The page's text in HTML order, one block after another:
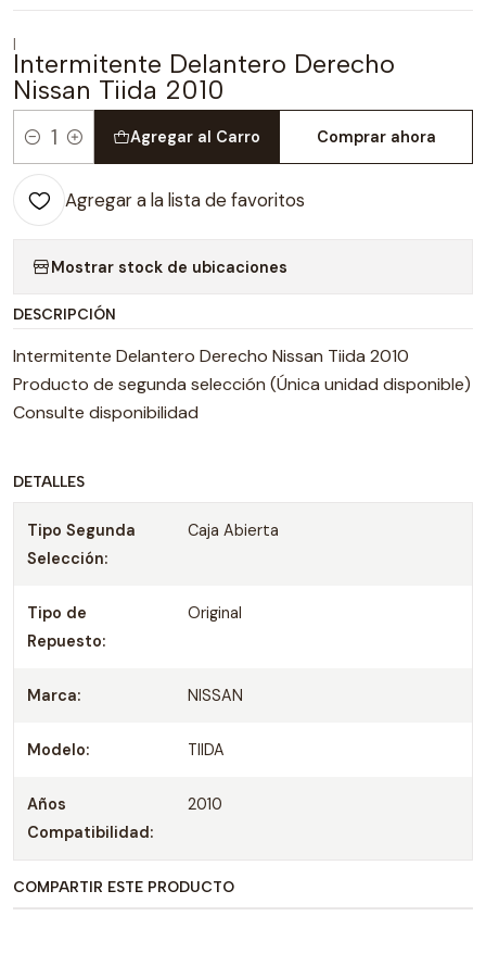
|
Intermitente Delantero Derecho
Nissan Tiida 2010
Cantidad
Agregar al Carro Comprar ahora
Agregar a la lista de favoritos
Mostrar stock de ubicaciones
DESCRIPCIÓN
Intermitente Delantero Derecho Nissan Tiida 2010
Producto de segunda selección (Única unidad disponible)
Consulte disponibilidad
DETALLES
Tipo Segunda
Selección:
Caja Abierta
Tipo de
Repuesto:
Original
Marca: NISSAN
Modelo: TIIDA
Años
Compatibilidad:
2010
COMPARTIR ESTE PRODUCTO